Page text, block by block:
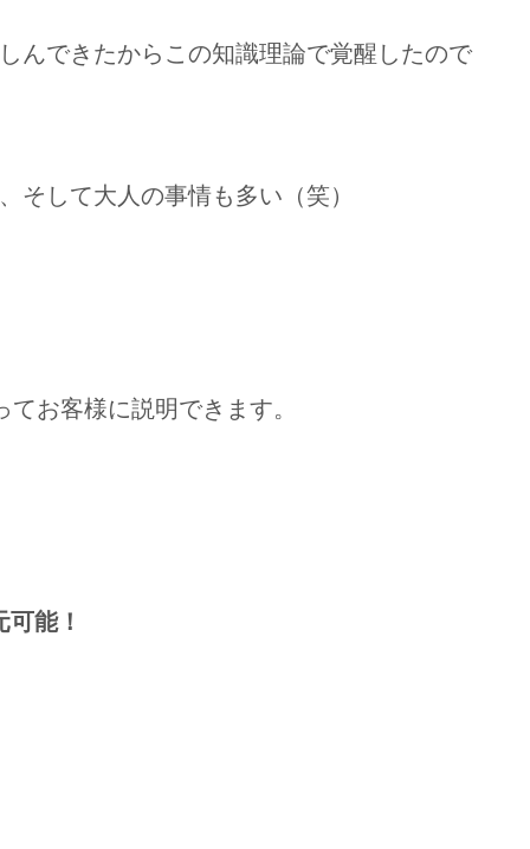
んできたからこの知識理論で覚醒したので
そして大人の事情も多い（笑）
お客様に説明できます。
能！